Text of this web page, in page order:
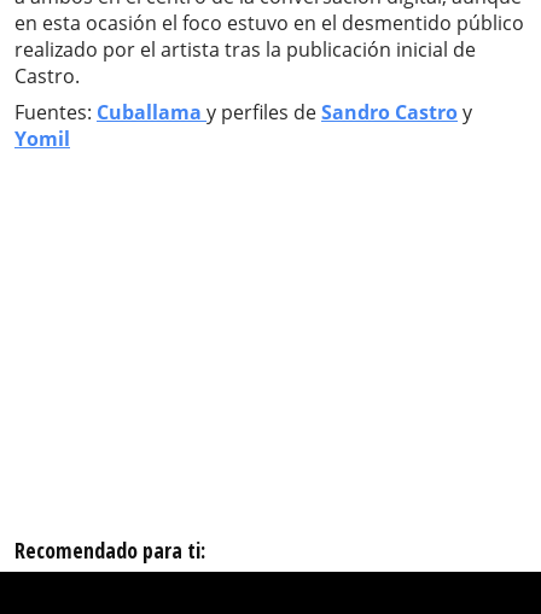
en esta ocasión el foco estuvo en el desmentido público
realizado por el artista tras la publicación inicial de
Castro.
Fuentes: Cuballama y perfiles deSandro Castroy
Yomil
Recomendado para ti: